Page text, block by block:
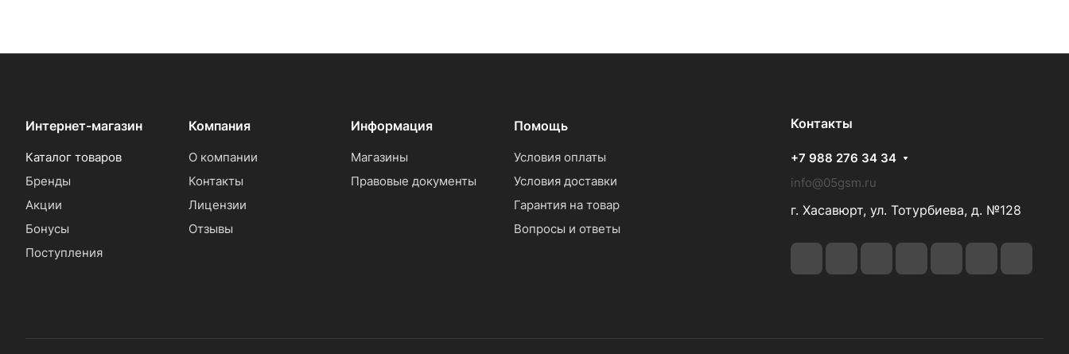
Интернет-магазин
Каталог товаров
Бренды
Акции
Бонусы
Поступления
Компания
О компании
Контакты
Лицензии
Отзывы
Информация
Магазины
Правовые документы
Помощь
Условия оплаты
Условия доставки
Гарантия на товар
Вопросы и ответы
Контакты
+7 988 276 34 34
info@05gsm.ru
г. Хасавюрт, ул. Тотурбиева, д. №128